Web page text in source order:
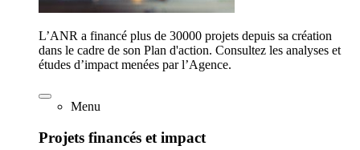
L’ANR a financé plus de 30000 projets depuis sa création
dans le cadre de son Plan d'action. Consultez les analyses et
études d’impact menées par l’Agence.
Menu
Projets financés et impact